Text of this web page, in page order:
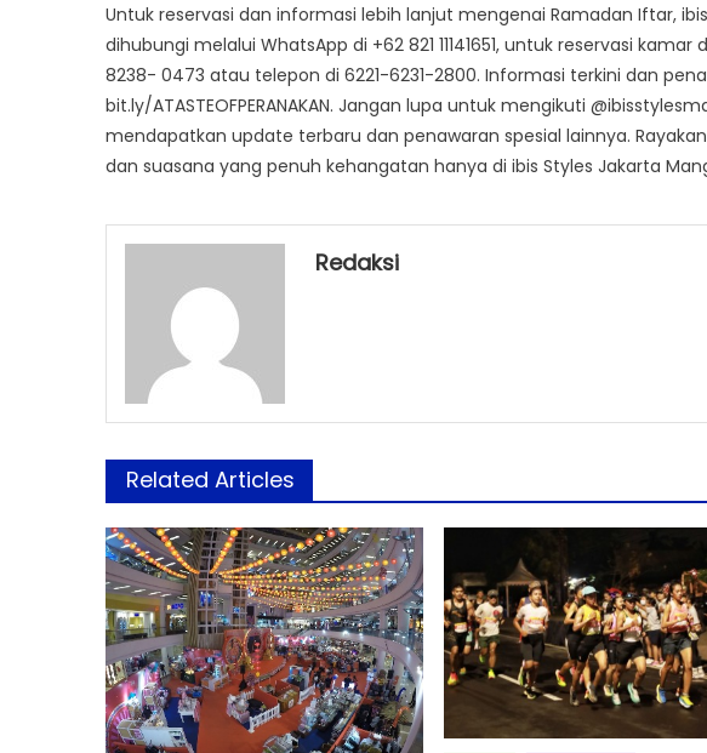
Untuk reservasi dan informasi lebih lanjut mengenai Ramadan Iftar,
dihubungi melalui WhatsApp di +62 821 11141651, untuk reservasi
8238- 0473 atau telepon di 6221-6231-2800. Informasi terkini dan
bit.ly/ATASTEOFPERANAKAN. Jangan lupa untuk mengikuti
mendapatkan update terbaru dan penawaran spesial lainnya.
dan suasana yang penuh kehangatan hanya di ibis Styles Jakarta
Redaksi
Related Articles